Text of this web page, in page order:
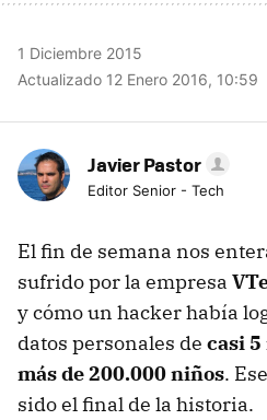
1 Diciembre 2015
Actualizado 12 Enero 2016, 10:59
Javier Pastor
Editor Senior - Tech
El fin de semana nos
sufrido por la empresa
y cómo un hacker había
datos personales de casi
más de 200.000 niños.
sido el final de la historia.